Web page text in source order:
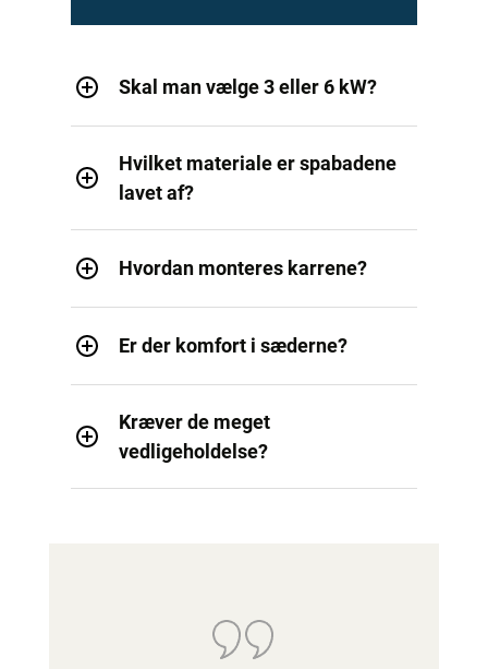
Skal man vælge 3 eller 6 kW?
Hvilket materiale er spabadene
lavet af?
Hvordan monteres karrene?
Er der komfort i sæderne?
Kræver de meget
vedligeholdelse?